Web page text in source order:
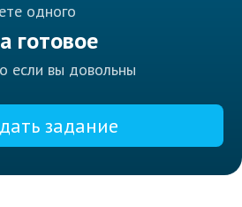
одного
готовое
если вы довольны
задание